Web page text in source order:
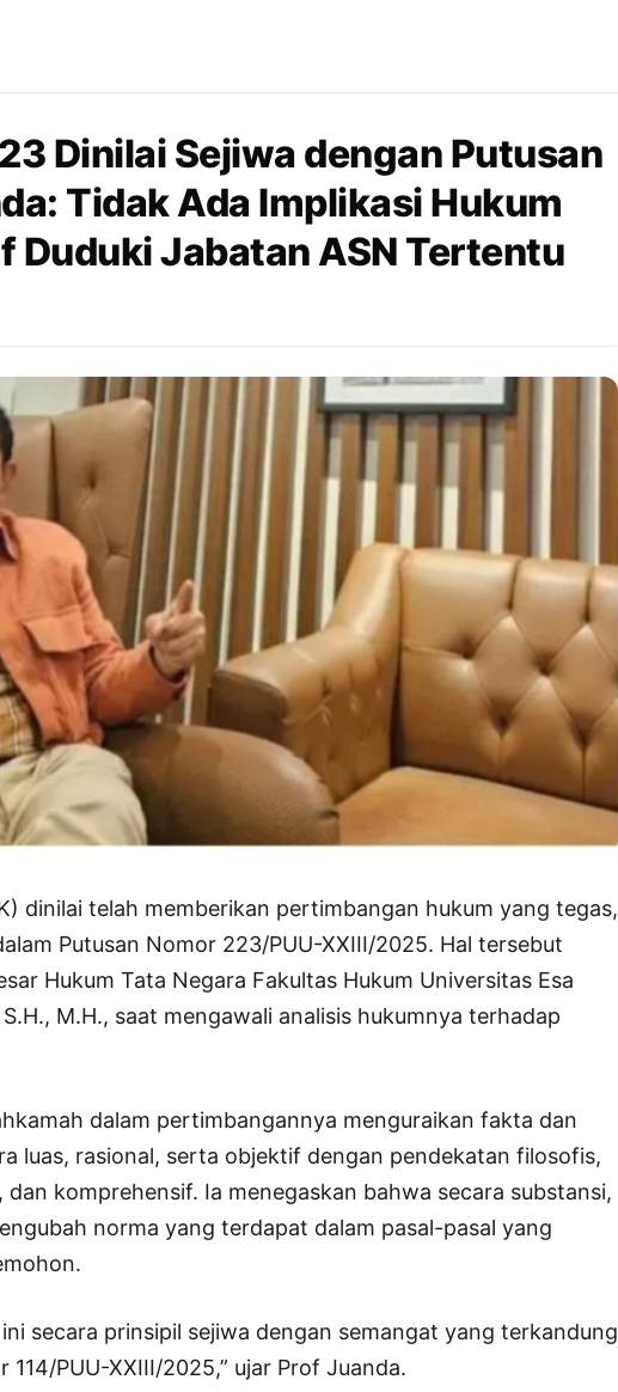
Dinilai Sejiwa dengan Putusan
Tidak Ada Implikasi Hukum
Duduki Jabatan ASN Tertentu
dinilai telah memberikan pertimbangan hukum yang tegas,
Putusan Nomor 223/PUU-XXIII/2025. Hal tersebut
Hukum Tata Negara Fakultas Hukum Universitas Esa
M.H., saat mengawali analisis hukumnya terhadap
dalam pertimbangannya menguraikan fakta dan
luas, rasional, serta objektif dengan pendekatan filosofis,
komprehensif. Ia menegaskan bahwa secara substansi,
norma yang terdapat dalam pasal-pasal yang
secara prinsipil sejiwa dengan semangat yang terkandung
114/PUU-XXIII/2025,” ujar Prof Juanda.